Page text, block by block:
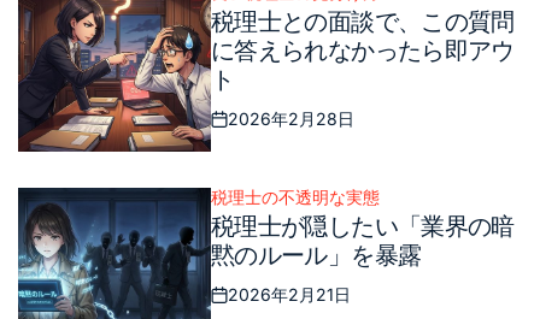
in
税理士との面談で、この質問
に答えられなかったら即アウ
ト
Posted
on
2026年2月28日
Posted
in
税理士の不透明な実態
税理士が隠したい「業界の暗
黙のルール」を暴露
Posted
2026年2月21日